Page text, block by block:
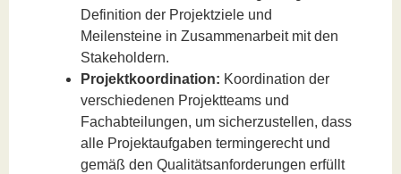
Definition der Projektziele und
Meilensteine in Zusammenarbeit mit den
Stakeholdern.
Projektkoordination: Koordination der
verschiedenen Projektteams und
Fachabteilungen, um sicherzustellen, dass
alle Projektaufgaben termingerecht und
gemäß den Qualitätsanforderungen erfüllt